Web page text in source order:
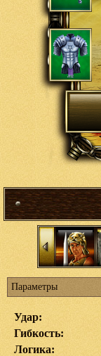
Параметры
Удар:
Гибкость:
Логика: